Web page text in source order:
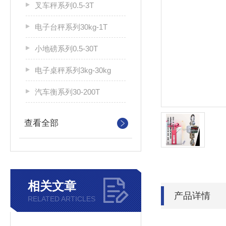
叉车秤系列0.5-3T
电子台秤系列30kg-1T
小地磅系列0.5-30T
电子桌秤系列3kg-30kg
汽车衡系列30-200T
查看全部
相关文章
RELATED ARTICLES 产品详情